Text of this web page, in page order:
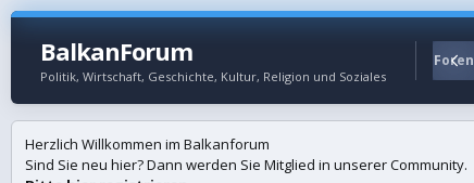
BalkanForum
Politik, Wirtschaft, Geschichte, Kultur, Religion und Soziales
Foren
Herzlich Willkommen im Balkanforum
Sind Sie neu hier? Dann werden Sie Mitglied in unserer Community.